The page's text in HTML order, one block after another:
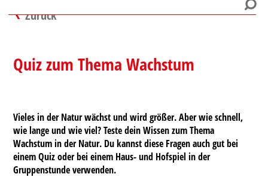
Zurück
Quiz zum Thema Wachstum
Vieles in der Natur wächst und wird größer. Aber wie schnell,
wie lange und wie viel? Teste dein Wissen zum Thema
Wachstum in der Natur. Du kannst diese Fragen auch gut bei
einem Quiz oder bei einem Haus- und Hofspiel in der
Gruppenstunde verwenden.